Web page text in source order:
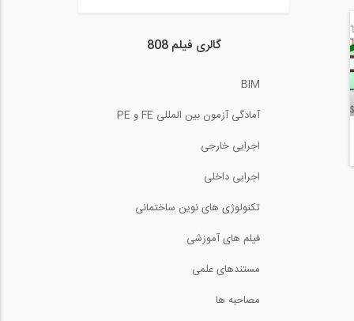
گالری فیلم 808
BIM
آمادگی آزمون بین المللی FE و PE
اجرایی خارجی
اجرایی داخلی
تکنولوژی های نوین ساختمانی
فیلم های آموزشی
مستندهای علمی
مصاحبه ها